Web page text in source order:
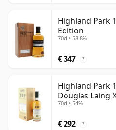
Highland Park
Edition
70cl • 58.8%
€ 347 ?
Highland Park
Douglas Laing
70cl • 54%
€ 292 ?